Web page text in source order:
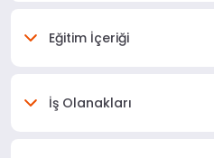
Eğitim İçeriği
İş Olanakları